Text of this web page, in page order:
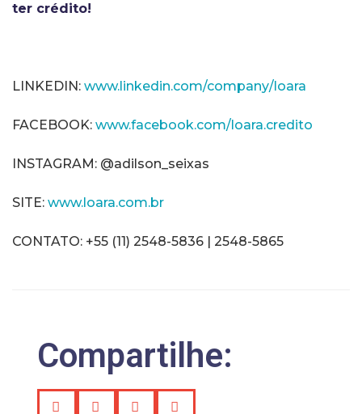
ter crédito!
LINKEDIN: www.linkedin.com/company/loara
FACEBOOK: www.facebook.com/loara.credito
INSTAGRAM: @adilson_seixas
SITE: www.loara.com.br
CONTATO: +55 (11) 2548-5836 | 2548-5865
Compartilhe: